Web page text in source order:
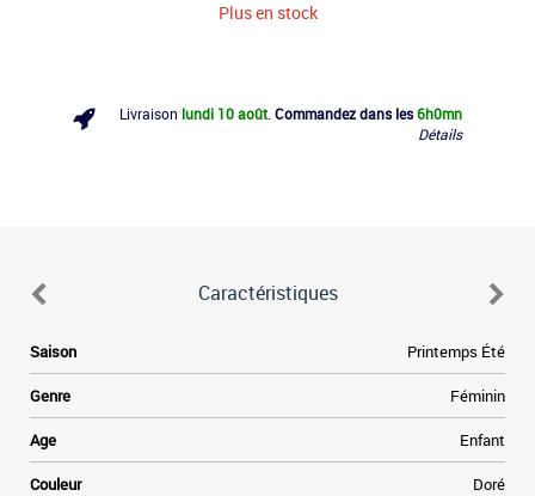
Plus en stock
Livraison lundi 10 août Commandez dans les6h0mn
Détails
Caractéristiques
Saison Printemps Été
Genre Féminin
Age Enfant
Couleur Doré